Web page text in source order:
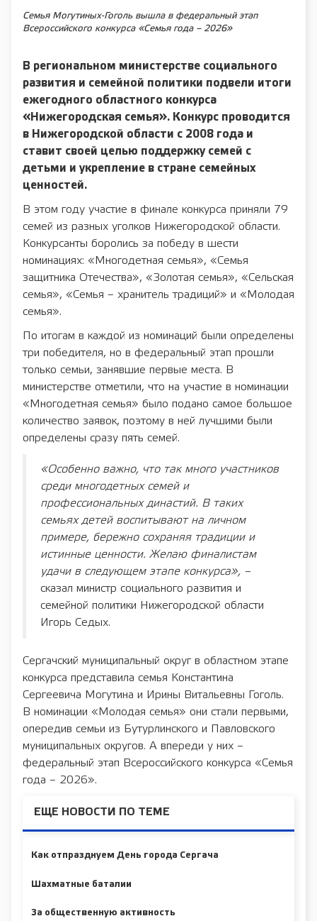
Семья Могутиных-Гоголь вышла в федеральный этап
Всероссийского конкурса «Семья года – 2026»
В региональном министерстве социального
развития и семейной политики подвели итоги
ежегодного областного конкурса
«Нижегородская семья». Конкурс проводится
в Нижегородской области с 2008 года и
ставит своей целью поддержку семей с
детьми и укрепление в стране семейных
ценностей.
В этом году участие в финале конкурса приняли 79
семей из разных уголков Нижегородской области.
Конкурсанты боролись за победу в шести
номинациях: «Многодетная семья», «Семья
защитника Отечества», «Золотая семья», «Сельская
семья», «Семья – хранитель традиций» и «Молодая
семья».
По итогам в каждой из номинаций были определены
три победителя, но в федеральный этап прошли
только семьи, занявшие первые места. В
министерстве отметили, что на участие в номинации
«Многодетная семья» было подано самое большое
количество заявок, поэтому в ней лучшими были
определены сразу пять семей.
«Особенно важно, что так много участников
среди многодетных семей и
профессиональных династий. В таких
семьях детей воспитывают на личном
примере, бережно сохраняя традиции и
истинные ценности. Желаю финалистам
удачи в следующем этапе конкурса», –
сказал министр социального развития и
семейной политики Нижегородской области
Игорь Седых.
Сергачский муниципальный округ в областном этапе
конкурса представила семья Константина
Сергеевича Могутина и Ирины Витальевны Гоголь.
В номинации «Молодая семья» они стали первыми,
опередив семьи из Бутурлинского и Павловского
муниципальных округов. А впереди у них –
федеральный этап Всероссийского конкурса «Семья
года – 2026».
ЕЩЕ НОВОСТИ ПО ТЕМЕ
Как отпразднуем День города Сергача
Шахматные баталии
За общественную активность